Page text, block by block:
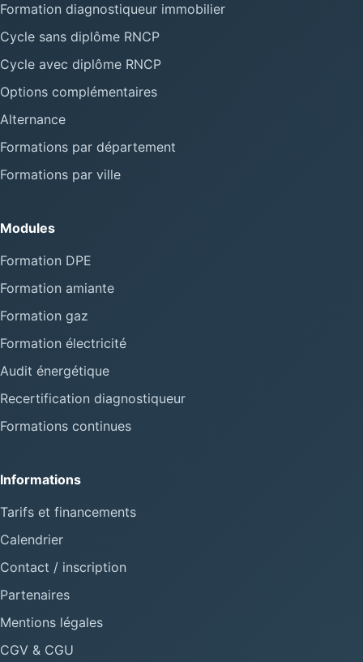
Formation diagnostiqueur immobilier
Cycle sans diplôme RNCP
Cycle avec diplôme RNCP
Options complémentaires
Alternance
Formations par département
Formations par ville
Modules
Formation DPE
Formation amiante
Formation gaz
Formation électricité
Audit énergétique
Recertification diagnostiqueur
Formations continues
Informations
Tarifs et financements
Calendrier
Contact / inscription
Partenaires
Mentions légales
CGV & CGU